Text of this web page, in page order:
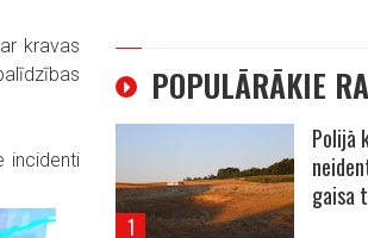
kravas
incidenti
POPULĀRĀKIE
Polijā
gaisa